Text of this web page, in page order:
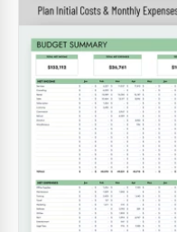
Planificateur de
bihebdomadaire
Découvrez notre
bimensuel imprimable
Cette feuille de
les personnes payées
Google Sheets